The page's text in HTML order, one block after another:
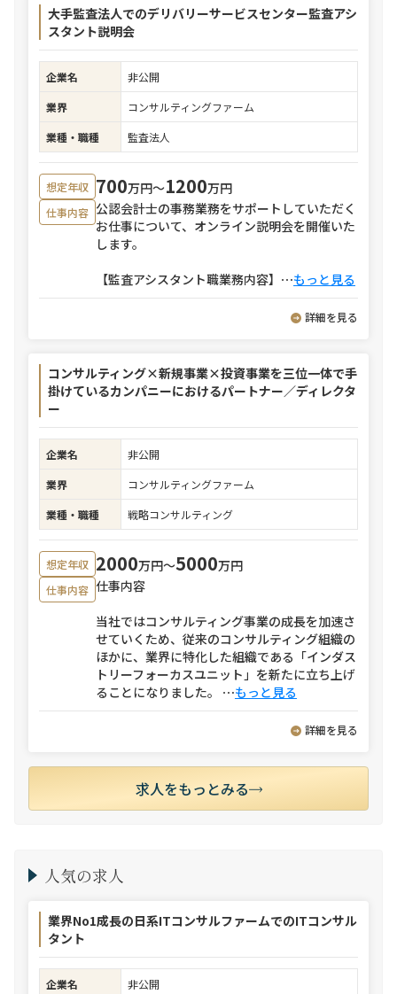
大手監査法人でのデリバリーサービスセンター監査アシ
スタント説明会
企業名
非公開
業界
コンサルティングファーム
業種・職種
監査法人
想定年収 700万円〜1200万円
仕事内容 公認会計士の事務業務をサポートしていただく
お仕事について、オンライン説明会を開催いた
します。
【監査アシスタント職業務内容】 ⋯もっと見る
詳細を見る
コンサルティング×新規事業×投資事業を三位一体で手
掛けているカンパニーにおけるパートナー／ディレクタ
ー
企業名
非公開
業界
コンサルティングファーム
業種・職種
戦略コンサルティング
想定年収 2000万円〜5000万円
仕事内容 仕事内容
当社ではコンサルティング事業の成長を加速さ
せていくため、従来のコンサルティング組織の
ほかに、業界に特化した組織である「インダス
トリーフォーカスユニット」を新たに立ち上げ
ることになりました。 ⋯もっと見る
詳細を見る
求人をもっとみる
人気の求人
業界No1成長の日系ITコンサルファームでのITコンサル
タント
企業名
非公開